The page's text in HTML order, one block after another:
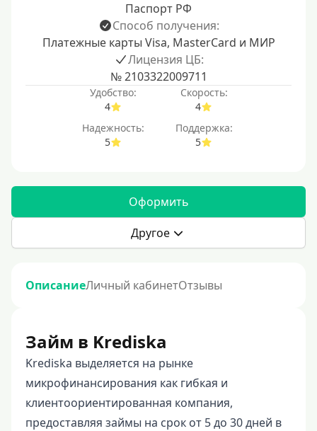
Паспорт РФ
Способ получения:
Платежные карты Visa, MasterCard и МИР
Лицензия ЦБ:
№ 2103322009711
Удобство:
4
Скорость:
4
Надежность:
5
Поддержка:
5
Оформить
Другое
ОписаниеЛичный кабинетОтзывы
Займ в Krediska
Krediska выделяется на рынке
микрофинансирования как гибкая и
клиентоориентированная компания,
предоставляя займы на срок от 5 до 30 дней в